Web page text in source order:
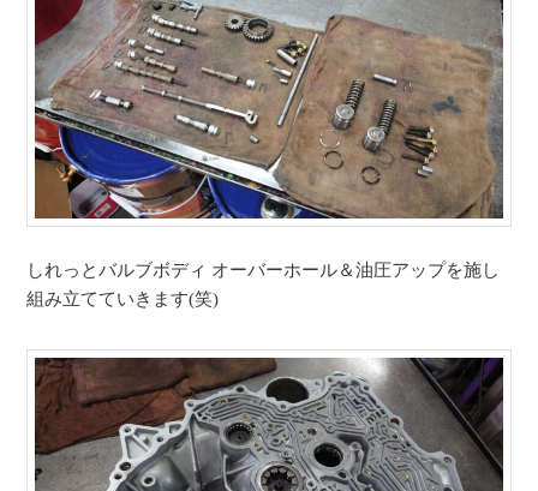
しれっとバルブボディ オーバーホール＆油圧アップを施し
組み立てていきます(笑)